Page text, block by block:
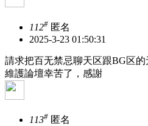
112# 匿名
2025-3-23 01:50:31
請求把百无禁忌聊天区跟BG区
維護論壇幸苦了，感謝
113# 匿名